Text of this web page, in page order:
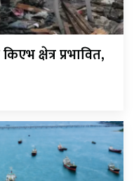
क्षेत्र प्रभावित,